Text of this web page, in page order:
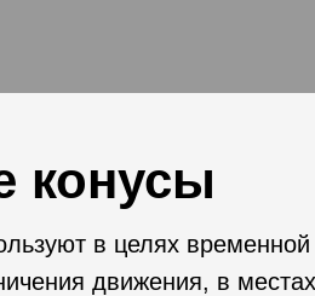
в целях временной
движения, в
конусы